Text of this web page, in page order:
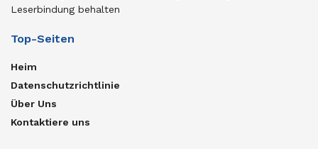
Leserbindung behalten
Top-Seiten
Heim
Datenschutzrichtlinie
Über Uns
Kontaktiere uns